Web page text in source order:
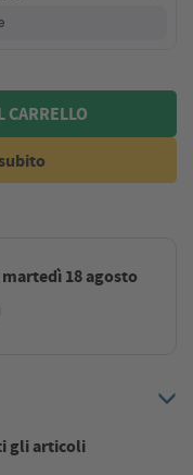
CARRELLO
18 agosto
gli articoli